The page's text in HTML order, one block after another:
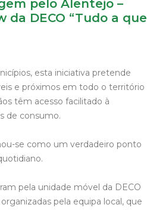
pelo Alentejo –
da DECO “Tudo a que
esta iniciativa pretende
e próximos em todo o território
têm acesso facilitado à
de consumo.
se como um verdadeiro ponto
pela unidade móvel da DECO
pela equipa local, que